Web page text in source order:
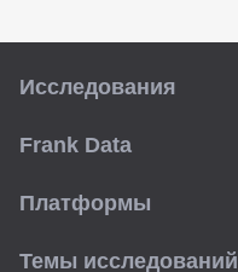
Исследования
Frank Data
Платформы
Темы исследований